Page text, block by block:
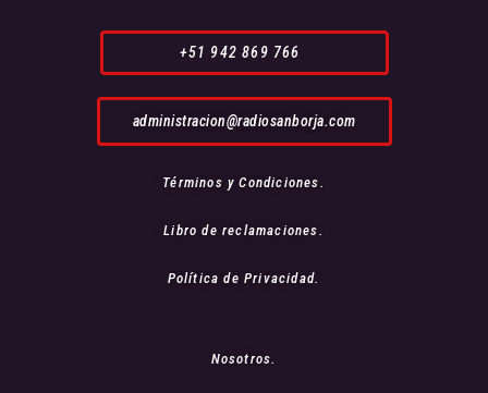
+51 942 869 766
administracion@radiosanborja.com
Términos y Condiciones.
Libro de reclamaciones.
Política de Privacidad.
Nosotros.